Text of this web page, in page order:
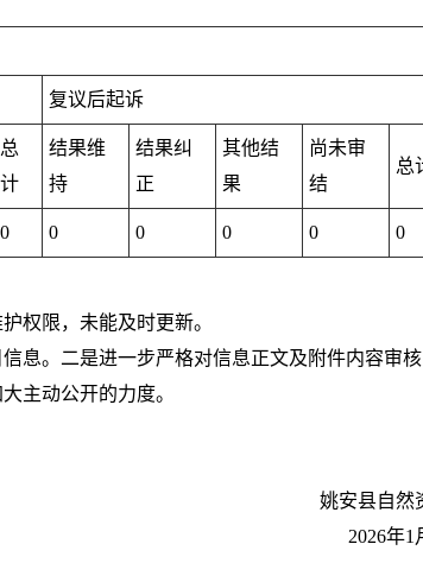
复议后起诉
总
计
结果维
持
结果纠
正
其他结
果
尚未审
结
总
0 0 0 0 0 0
权限，未能及时更新。
息。二是进一步严格对信息正文及附件内容审
主动公开的力度。
姚安县自然
2026年1